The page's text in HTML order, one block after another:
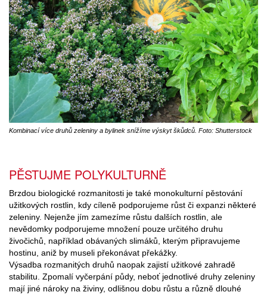
Kombinací více druhů zeleniny a bylinek snížíme výskyt škůdců. Foto: Shutterstock
PĚSTUJME POLYKULTURNĚ
Brzdou biologické rozmanitosti je také monokulturní pěstování
užitkových rostlin, kdy cíleně podporujeme růst či expanzi některé
zeleniny. Nejenže jím zamezíme růstu dalších rostlin, ale
nevědomky podporujeme množení pouze určitého druhu
živočichů, například obávaných slimáků, kterým připravujeme
hostinu, aniž by museli překonávat překážky.
Výsadba rozmanitých druhů naopak zajistí užitkové zahradě
stabilitu. Zpomalí vyčerpání půdy, neboť jednotlivé druhy zeleniny
mají jiné nároky na živiny, odlišnou dobu růstu a různě dlouhé